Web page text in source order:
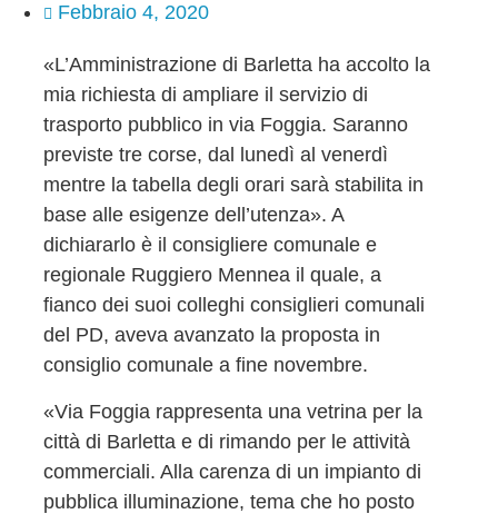
Febbraio 4, 2020
«L’Amministrazione di Barletta ha accolto la
mia richiesta di ampliare il servizio di
trasporto pubblico in via Foggia. Saranno
previste tre corse, dal lunedì al venerdì
mentre la tabella degli orari sarà stabilita in
base alle esigenze dell’utenza». A
dichiararlo è il consigliere comunale e
regionale Ruggiero Mennea il quale, a
fianco dei suoi colleghi consiglieri comunali
del PD, aveva avanzato la proposta in
consiglio comunale a fine novembre.
«Via Foggia rappresenta una vetrina per la
città di Barletta e di rimando per le attività
commerciali. Alla carenza di un impianto di
pubblica illuminazione, tema che ho posto